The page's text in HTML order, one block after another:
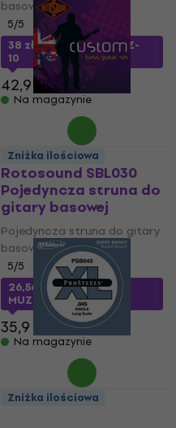
basowej
5/5
38 złz kodemMUZMUZ-
10
42,9 zł
Na magazynie
Rotosound SBL030
Pojedyncza struna do
gitary basowej
Pojedyncza struna do gitary
basowej
5/5
26,56 zł z kodem
MUZMUZ-25
35,9 zł
Na magazynie
Zniżka ilościowa
Zniżka ilościowa